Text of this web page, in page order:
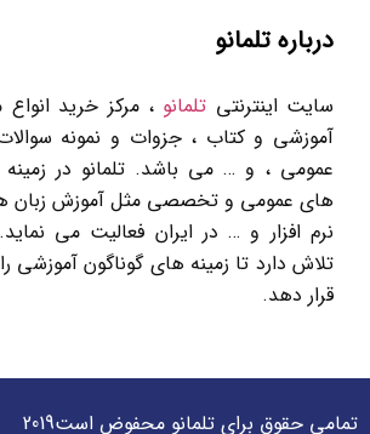
درباره تلمانو
سایت اینترنتی تلمانو ، مرکز خرید
آموزشی و کتاب ، جزوات و نمونه
عمومی ، و … می باشد. تلمانو در زمینه
های عمومی و تخصصی مثل آموزش زبان
نرم افزار و … در ایران فعالیت می
تلاش دارد تا زمینه های گوناگون آموزشی
قرار دهد.
تمامی حقوق برای تلمانو محفوض است2019